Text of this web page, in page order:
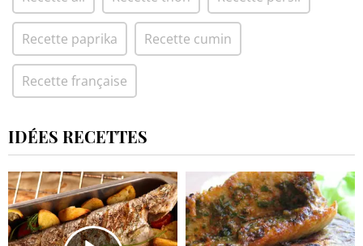
Recette paprika Recette cumin
Recette française
IDÉES RECETTES